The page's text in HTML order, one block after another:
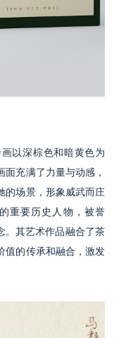
以深棕色和暗黄色为
充满了力量与动感，
的场景，形象威武而庄
重要历史人物，被誉
。其艺术作品融合了茶
值的传承和融合，激发